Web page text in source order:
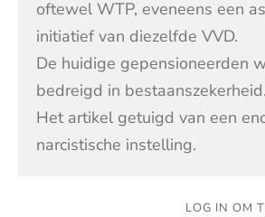
oftewel WTP, eveneens een
initiatief van diezelfde VVD.
De huidige gepensioneerden
bedreigd in bestaanszekerheid.
Het artikel getuigd van een
narcistische instelling.
LOG IN OM